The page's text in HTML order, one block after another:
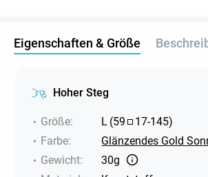
Eigenschaften & Größe
Hoher Steg
Größe: L (59 17-145)
Farbe:
Glänzendes Gold
Gewicht:
30g